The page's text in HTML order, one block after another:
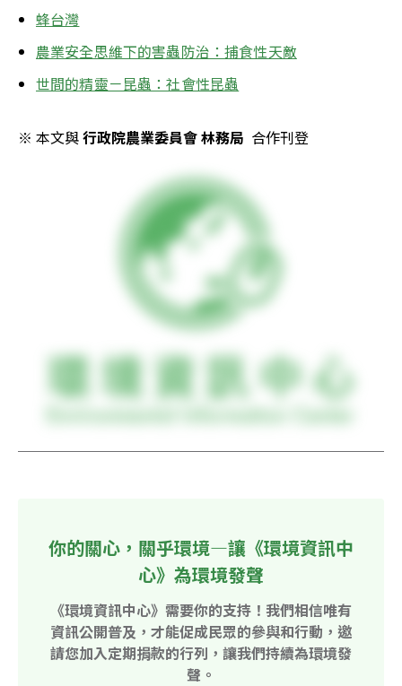
蜂台灣
農業安全思維下的害蟲防治：捕食性天敵
世間的精靈－昆蟲：社會性昆蟲
※ 本文與 行政院農業委員會 林務局 合作刊登
你的關心，關乎環境—讓《環境資訊中
心》為環境發聲
《環境資訊中心》需要你的支持！我們相信唯有
資訊公開普及，才能促成民眾的參與和行動，邀
請您加入定期捐款的行列，讓我們持續為環境發
聲。